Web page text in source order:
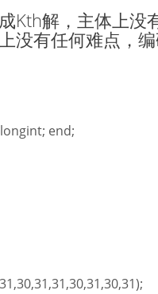
Kth解，主体上没
没有任何难点，
end;